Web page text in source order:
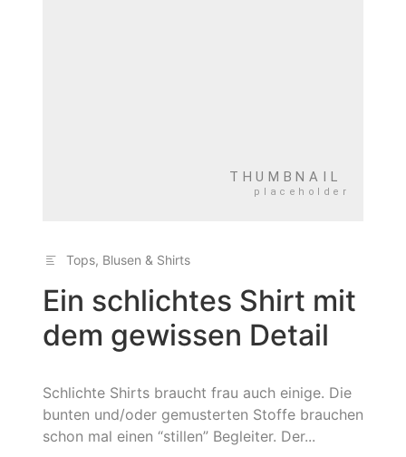
Tops, Blusen & Shirts
Ein schlichtes Shirt mit
dem gewissen Detail
Schlichte Shirts braucht frau auch einige. Die
bunten und/oder gemusterten Stoffe brauchen
schon mal einen “stillen” Begleiter. Der...